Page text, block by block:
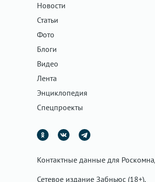
Новости
Статьи
Фото
Блоги
Видео
Лента
Энциклопедия
Спецпроекты
Контактные данные для
Сетевое издание Забньюс (18+).